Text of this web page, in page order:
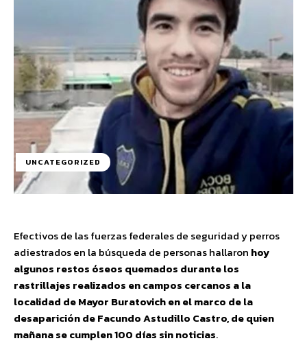
UNCATEGORIZED
Efectivos de las fuerzas federales de seguridad y perros
adiestrados en la búsqueda de personas hallaron hoy
algunos restos óseos quemados durante los
rastrillajes realizados en campos cercanos a la
localidad de Mayor Buratovich en el marco de la
desaparición de Facundo Astudillo Castro, de quien
mañana se cumplen 100 días sin noticias.